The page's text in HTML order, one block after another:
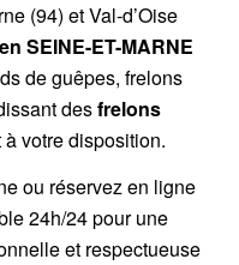
(94) et Val-d’Oise
en SEINE-ET-MARNE
de guêpes, frelons
desfrelons
votre disposition.
ou réservez en ligne
24h/24 pour une
et respectueuse